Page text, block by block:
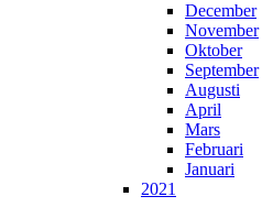
December
November
Oktober
September
Augusti
April
Mars
Februari
Januari
2021